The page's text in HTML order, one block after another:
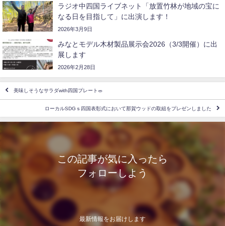
ラジオ中四国ライブネット「放置竹林が地域の宝に
なる日を目指して」に出演します！
2026年3月9日
みなとモデル木材製品展示会2026（3/3開催）に出
展します
2026年2月28日
美味しそうなサラダwith四国プレート🥗
ローカルSDGｓ四国表彰式において那賀ウッドの取組をプレゼンしました
この記事が気に入ったら
フォローしよう
最新情報をお届けします